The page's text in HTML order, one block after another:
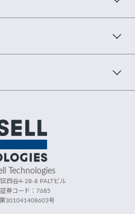
Technologies
四谷4-28-8 PALTビル
券コード：7685
第301041408603号